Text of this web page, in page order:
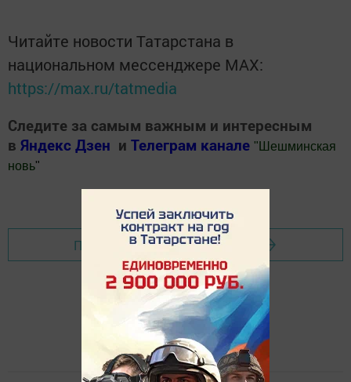
Читайте новости Татарстана в
национальном мессенджере MАХ:
https://max.ru/tatmedia
Следите за самым важным и интересным
в Яндекс Дзен и Телеграм канале " Шешминская
новь"
Перейти на страницу новости